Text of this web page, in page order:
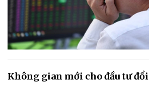
Không gian mới cho đầu tư